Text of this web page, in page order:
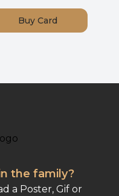
BuyCard
the family?
a Poster, Gif or